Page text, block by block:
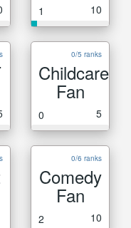
1 10
0/5 ranks
Childcare
Fan
0 5
0/6 ranks
Comedy
Fan
2 10